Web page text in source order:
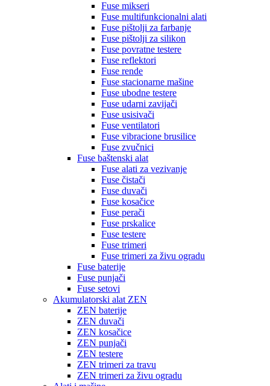
Fuse mikseri
Fuse multifunkcionalni alati
Fuse pištolji za farbanje
Fuse pištolji za silikon
Fuse povratne testere
Fuse reflektori
Fuse rende
Fuse stacionarne mašine
Fuse ubodne testere
Fuse udarni zavijači
Fuse usisivači
Fuse ventilatori
Fuse vibracione brusilice
Fuse zvučnici
Fuse baštenski alat
Fuse alati za vezivanje
Fuse čistači
Fuse duvači
Fuse kosačice
Fuse perači
Fuse prskalice
Fuse testere
Fuse trimeri
Fuse trimeri za živu ogradu
Fuse baterije
Fuse punjači
Fuse setovi
Akumulatorski alat ZEN
ZEN baterije
ZEN duvači
ZEN kosačice
ZEN punjači
ZEN testere
ZEN trimeri za travu
ZEN trimeri za živu ogradu